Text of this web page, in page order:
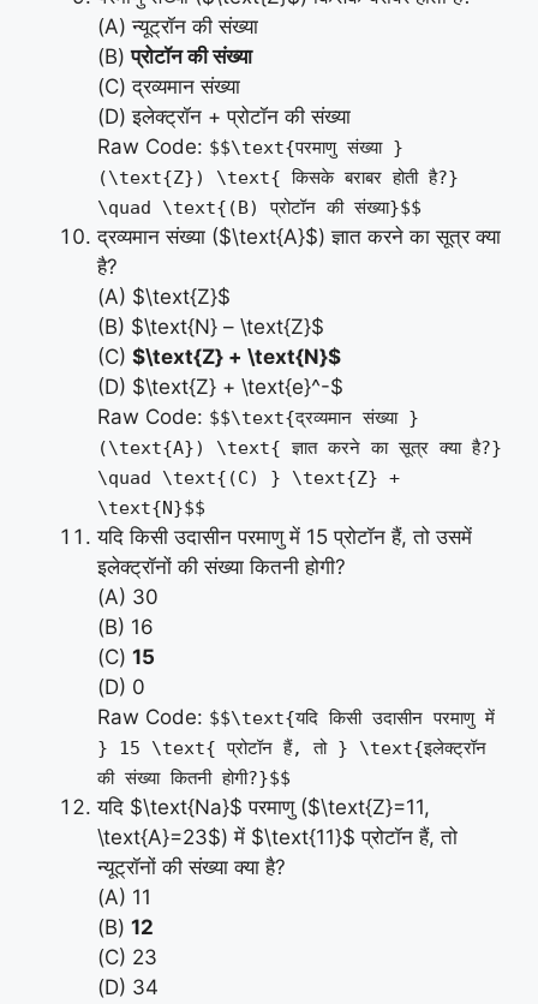
(A) न्यूट्रॉन की संख्या
(B)प्रोटॉन की संख्या
(C) द्रव्यमान संख्या
(D) इलेक्ट्रॉन + प्रोटॉन की संख्या
Raw Code: $$\text{परमाणु संख्या }
(\text{Z}) \text{ किसके बराबर होती है?}
\quad \text{(B) प्रोटॉन की संख्या}$$
द्रव्यमान संख्या ($\text{A}$) ज्ञात करने का सूत्र क्या
है?
(A) $\text{Z}$
(B) $\text{N} – \text{Z}$
(C) $\text{Z} + \text{N}$
(D) $\text{Z} + \text{e}^-$
Raw Code: $$\text{द्रव्यमान संख्या }
(\text{A}) \text{ ज्ञात करने का सूत्र क्या है?}
\quad \text{(C) } \text{Z} +
\text{N}$$
यदि किसी उदासीन परमाणु में 15 प्रोटॉन हैं, तो उसमें
इलेक्ट्रॉनों की संख्या कितनी होगी?
(A) 30
(B) 16
(C) 15
(D) 0
Raw Code: $$\text{यदि किसी उदासीन परमाणु में
} 15 \text{ प्रोटॉन हैं, तो } \text{इलेक्ट्रॉन
की संख्या कितनी होगी?}$$
यदि $\text{Na}$ परमाणु ($\text{Z}=11,
\text{A}=23$) में $\text{11}$ प्रोटॉन हैं, तो
न्यूट्रॉनों की संख्या क्या है?
(A) 11
(B) 12
(C) 23
(D) 34